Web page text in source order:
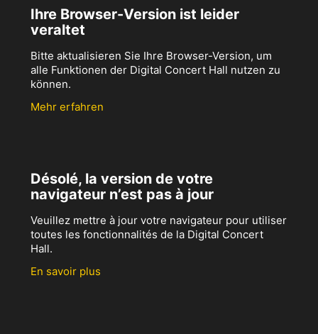
Ihre Browser-Version ist leider
veraltet
Bitte aktualisieren Sie Ihre Browser-Version, um
alle Funktionen der Digital Concert Hall nutzen zu
können.
Mehr erfahren
Désolé, la version de votre
navigateur n’est pas à jour
Veuillez mettre à jour votre navigateur pour utiliser
toutes les fonctionnalités de la Digital Concert
Hall.
En savoir plus